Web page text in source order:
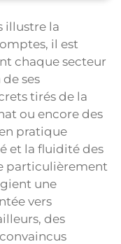
illustre la
il est
chaque secteur
ses
tirés de la
ou encore des
pratique
et la fluidité des
particulièrement
une
vers
des